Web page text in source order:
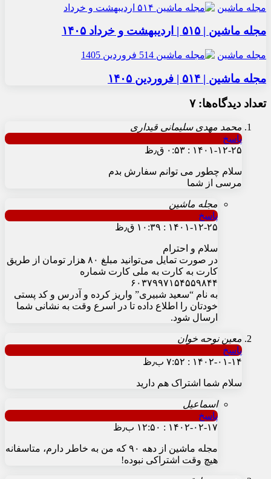
مجله ماشین
مجله ماشین | ۵۱۵ | اردیبهشت و خرداد ۱۴۰۵
مجله ماشین
مجله ماشین | ۵۱۴ | فروردین ۱۴۰۵
تعداد دیدگاه‌ها: ۷
محمد مهدی سلیمانی قیداری
پاسخ
۱۴۰۱-۱۲-۲۵ : ۰:۵۳ ق٫ظ
سلام چطور می توانم سفارش بدم
مرسی از شما
مجله ماشین
پاسخ
۱۴۰۱-۱۲-۲۵ : ۱۰:۳۹ ق٫ظ
سلام و احترام
در صورت تمایل می‌توانید مبلغ ۸۰ هزار تومان از طریق
کارت به کارت به ملی کارت شماره
۶۰۳۷۹۹۷۱۵۴۵۵۹۸۴۴
به نام “سعید شبیری” واریز کرده و آدرس و کد پستی
خودتان را اطلاع داده تا در اسرع وقت به نشانی شما
ارسال شود.
معین نوحه خوان
پاسخ
۱۴۰۲-۰۱-۱۴ : ۷:۵۲ ب٫ظ
سلام شما اشتراک هم دارید
اسماعیل
پاسخ
۱۴۰۲-۰۲-۱۷ : ۱۲:۵۰ ب٫ظ
مجله ماشین از دهه ۹۰ که من به خاطر دارم، متاسفانه
هیچ وقت اشتراکی نبوده!